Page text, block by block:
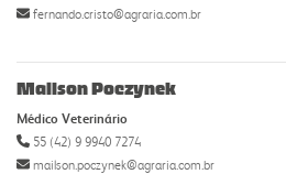
fernando.cristo@agraria.com.br
Mailson Poczynek
Médico Veterinário
55 (42) 9 9940 7274
mailson.poczynek@agraria.com.br